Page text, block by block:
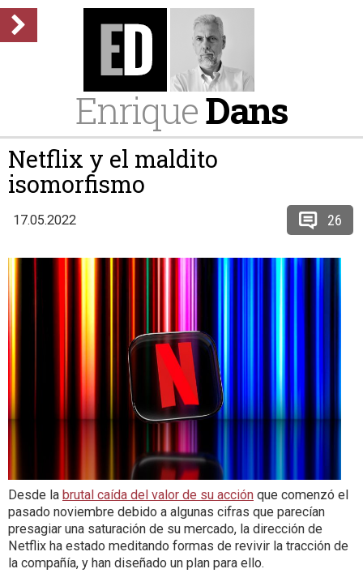
EnriqueDans
Netflix y el maldito
isomorfismo
17.05.2022 26
Desde la brutal caída del valor de su acción que comenzó el
pasado noviembre debido a algunas cifras que parecían
presagiar una saturación de su mercado, la dirección de
Netflix ha estado meditando formas de revivir la tracción de
la compañía, y han diseñado un plan para ello.